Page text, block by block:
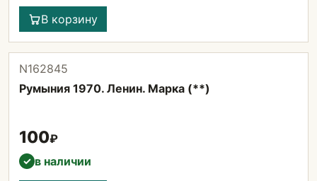
В корзину
N162845
Румыния 1970. Ленин. Марка (**)
100₽
✓ в наличии